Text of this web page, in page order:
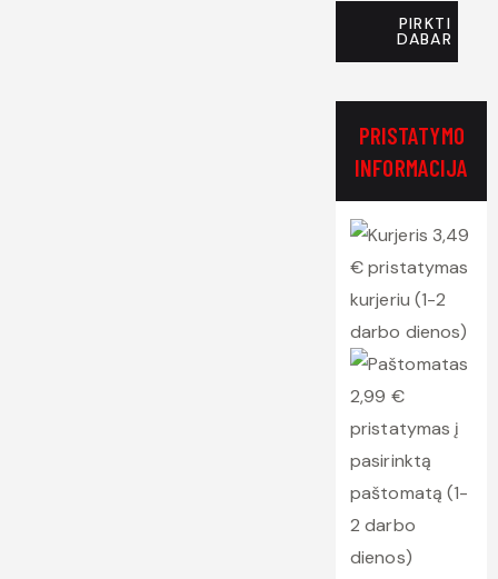
PIRKTI
DABAR
PRISTATYMO
INFORMACIJA
3,49
€ pristatymas
kurjeriu (1-2
darbo dienos)
2,99 €
pristatymas į
pasirinktą
paštomatą (1-
2 darbo
dienos)